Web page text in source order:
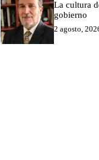
La cultura
gobierno
2 agosto,